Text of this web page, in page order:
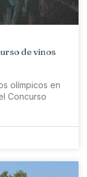
de vinos
olímpicos en
Concurso